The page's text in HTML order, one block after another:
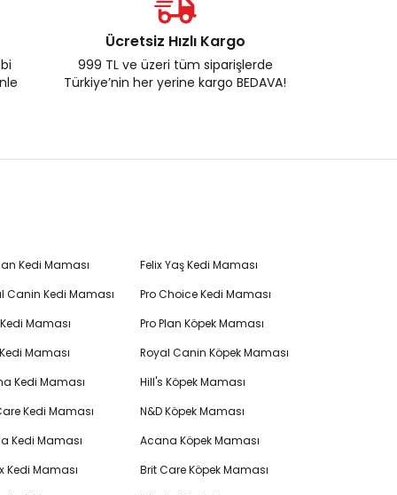
Ücretsiz Hızlı Kargo
999 TL ve üzeri tüm siparişlerde
Türkiye’nin her yerine kargo BEDAVA!
Kedi Maması
Canin Kedi Maması
Maması
Maması
Kedi Maması
Kedi Maması
Kedi Maması
Kedi Maması
Felix Yaş Kedi Maması
Pro Choice Kedi Maması
Pro Plan Köpek Maması
Royal Canin Köpek Maması
Hill's Köpek Maması
N&D Köpek Maması
Acana Köpek Maması
Brit Care Köpek Maması